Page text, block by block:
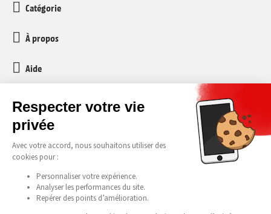
Catégorie
À propos
Aide
Service client
media-markt-refurbished@recommerce.com
Lundi-Vendredi 08:00-17:00